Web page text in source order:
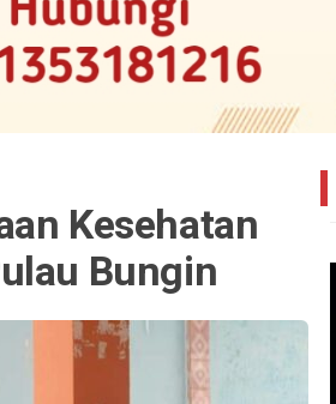
Kesehatan
Bungin